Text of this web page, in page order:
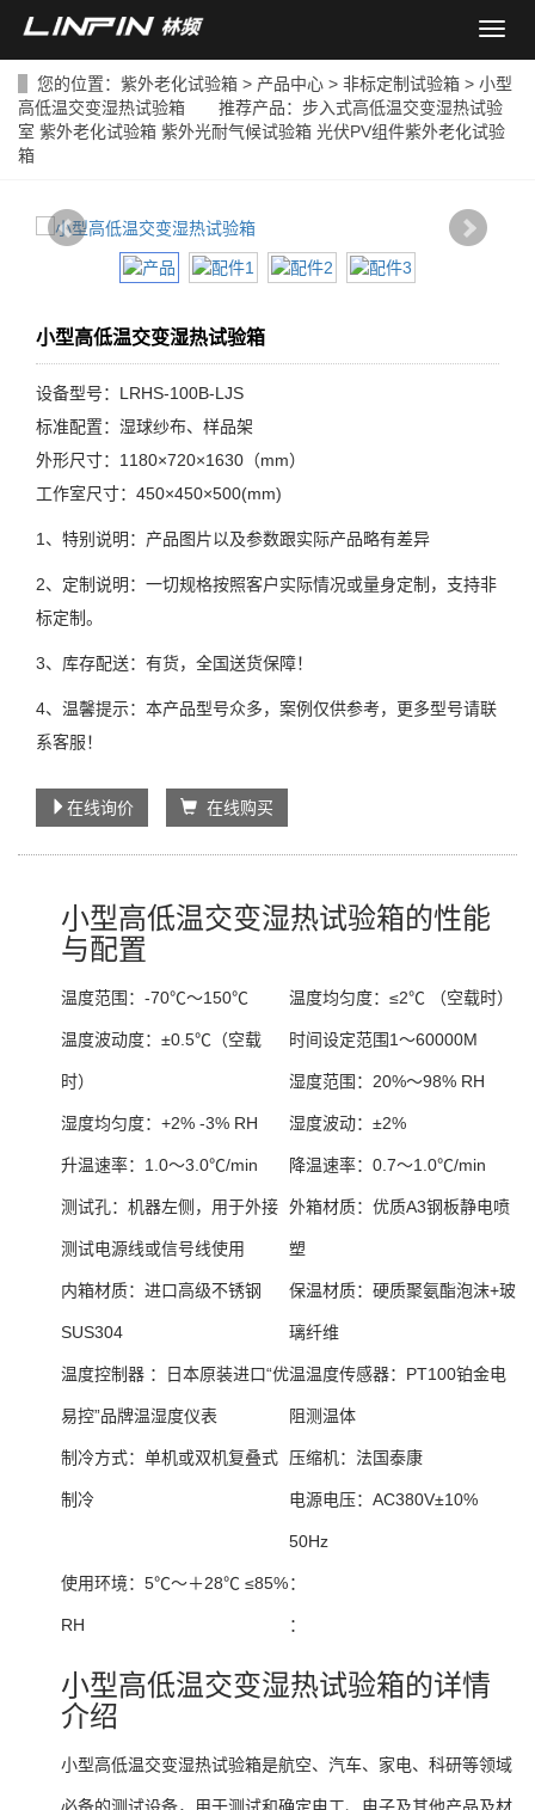
导
菜
单
您的位置： 紫外老化试验箱 > 产品中心 > 非标定制试验箱 > 小型
高低温交变湿热试验箱 推荐产品： 步入式高低温交变湿热试验
室 紫外老化试验箱 紫外光耐气候试验箱 光伏PV组件紫外老化试验
箱
小型高低温交变湿热试验箱
设备型号：LRHS-100B-LJS
标准配置：湿球纱布、样品架
外形尺寸：1180×720×1630（mm）
工作室尺寸：450×450×500(mm)
1、特别说明：产品图片以及参数跟实际产品略有差异
2、定制说明：一切规格按照客户实际情况或量身定制，支持非
标定制。
3、库存配送：有货，全国送货保障！
4、温馨提示：本产品型号众多，案例仅供参考，更多型号请联
系客服！
在线询价 在线购买
小型高低温交变湿热试验箱的性能
与配置
温度范围： -70℃～150℃ 温度均匀度： ≤2℃ （空载时）
温度波动度： ±0.5℃（空载
时）
时间设定范围1～60000M
湿度范围： 20%～98% RH
湿度均匀度： +2% -3% RH 湿度波动： ±2%
升温速率： 1.0～3.0℃/min 降温速率： 0.7～1.0℃/min
测试孔： 机器左侧，用于外接
测试电源线或信号线使用
外箱材质： 优质A3钢板静电喷
塑
内箱材质： 进口高级不锈钢
SUS304
保温材质： 硬质聚氨酯泡沫+玻
璃纤维
温度控制器 ： 日本原装进口“优
易控”品牌温湿度仪表
温温度传感器： PT100铂金电
阻测温体
制冷方式： 单机或双机复叠式
制冷
压缩机： 法国泰康
电源电压： AC380V±10%
50Hz
使用环境： 5℃～＋28℃ ≤85%
RH
：
：
小型高低温交变湿热试验箱的详情
介绍
小型高低温交变湿热试验箱是航空、汽车、家电、科研等领域